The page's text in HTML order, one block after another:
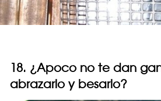
18. ¿Apoco no te dan
abrazarlo y besarlo?